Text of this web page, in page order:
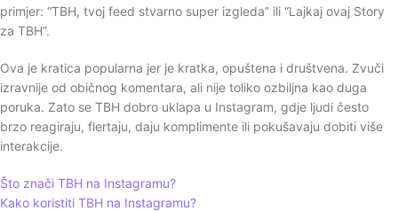
primjer: “TBH, tvoj feed stvarno super izgleda” ili “Lajkaj ovaj Story
za TBH”.
Ova je kratica popularna jer je kratka, opuštena i društvena. Zvuči
izravnije od običnog komentara, ali nije toliko ozbiljna kao duga
poruka. Zato se TBH dobro uklapa u Instagram, gdje ljudi često
brzo reagiraju, flertaju, daju komplimente ili pokušavaju dobiti više
interakcije.
Što znači TBH na Instagramu?
Kako koristiti TBH na Instagramu?